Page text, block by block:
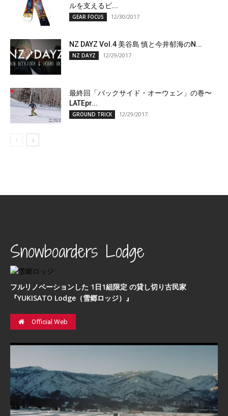
ルを支えるビ...
GEAR FOCUS 12/30/2017
NZ DAYZ Vol.4 美谷島 慎と今井郁海のN...
NZ DAYZ 12/29/2017
最終回「バックサイド・オーウェン」の巻〜
LATEpr...
GROUND TRICK 12/29/2017
Snowboarders Lodge
フルリノベーションした 1日1組限定 の貸し切り古民家
『YUKISATO Lodge（雪郷ロッジ）』
Official Web